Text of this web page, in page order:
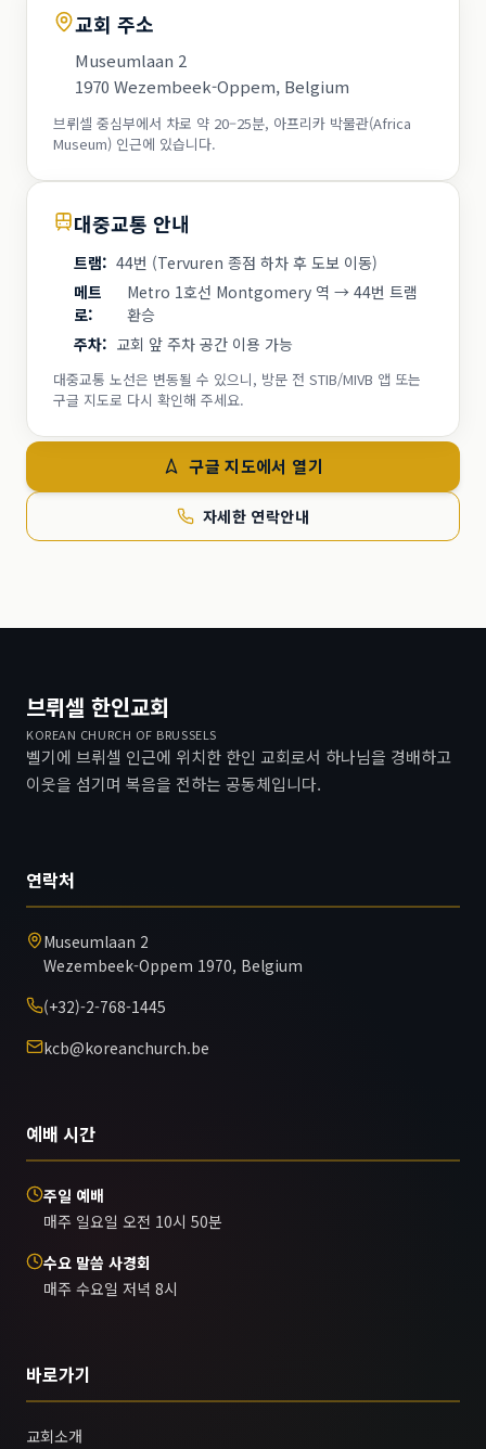
교회 주소
Museumlaan 2
1970 Wezembeek-Oppem, Belgium
브뤼셀 중심부에서 차로 약 20–25분, 아프리카 박물관(Africa
Museum) 인근에 있습니다.
대중교통 안내
트램: 44번 (Tervuren 종점 하차 후 도보 이동)
메트
로:
Metro 1호선 Montgomery 역 → 44번 트램
환승
주차: 교회 앞 주차 공간 이용 가능
대중교통 노선은 변동될 수 있으니, 방문 전 STIB/MIVB 앱 또는
구글 지도로 다시 확인해 주세요.
구글 지도에서 열기
자세한 연락안내
브뤼셀 한인교회
KOREAN CHURCH OF BRUSSELS
벨기에 브뤼셀 인근에 위치한 한인 교회로서 하나님을 경배하고
이웃을 섬기며 복음을 전하는 공동체입니다.
연락처
Museumlaan 2
Wezembeek-Oppem 1970, Belgium
(+32)-2-768-1445
kcb@koreanchurch.be
예배 시간
주일 예배
매주 일요일 오전 10시 50분
수요 말씀 사경회
매주 수요일 저녁 8시
바로가기
교회소개